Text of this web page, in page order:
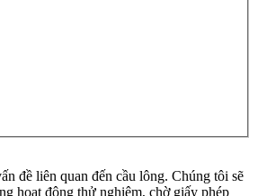
đề liên quan đến cầu lông. Chúng tôi sẽ
hoạt động thử nghiệm, chờ giấy phép